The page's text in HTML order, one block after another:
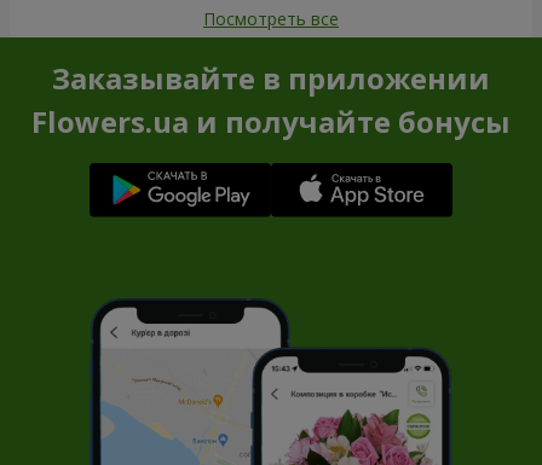
Посмотреть все
Заказывайте в приложении
Flowers.ua и получайте бонусы